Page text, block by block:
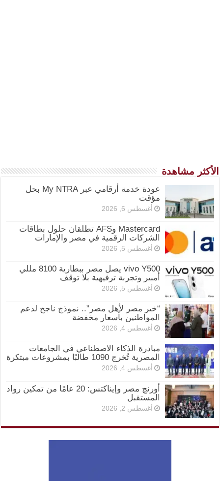
الأكثر مشاهدة
عودة خدمة أرقامي عبر My NTRA بحل
مؤقت
أغسطس 6, 2026
Mastercard وAFS تطلقان حلول بطاقات
الشركات الرقمية في مصر والإمارات
أغسطس 5, 2026
vivo Y500 يصل مصر ببطارية 8100 مللي
أمبير وتجربة ترفيهية بلا توقف
أغسطس 5, 2026
“خير مصر لأهل مصر”.. نموذج ناجح لدعم
المواطنين بأسعار مخفضة
أغسطس 4, 2026
مبادرة الذكاء الاصطناعي في الجامعات
المصرية تُخرج 1090 طالبًا بمشروعات مبتكرة
أغسطس 4, 2026
أورنچ مصر وإيناكتس: 20 عامًا من تمكين رواد
المستقبل
أغسطس 2, 2026